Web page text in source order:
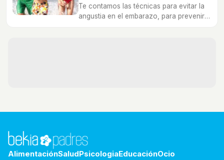
Te contamos las técnicas para evitar la
angustia en el embarazo, para prevenir
AlimentaciónSaludPsicologiaEducaciónOcio